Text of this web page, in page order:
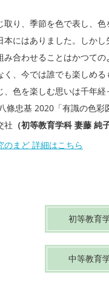
り、季節を色で表し、色
本にはありました。しかし
み合わせることはかつての
く、今では誰でも楽しめる
、色を楽しむ思いは千年
條忠基 2020「有識の色彩
社 （初等教育学科 妻藤 純子
のまど 詳細はこちら
初等教育
中等教育